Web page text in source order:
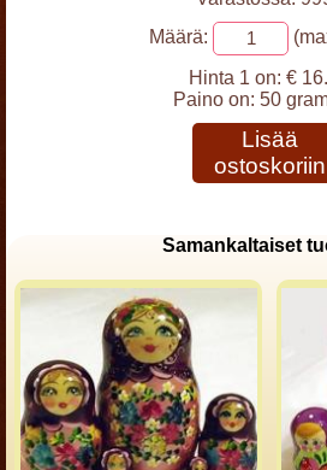
Määrä:
Hinta 1 on: €
Paino on: 50
Lisää
ostoskoriin
Samankaltaiset